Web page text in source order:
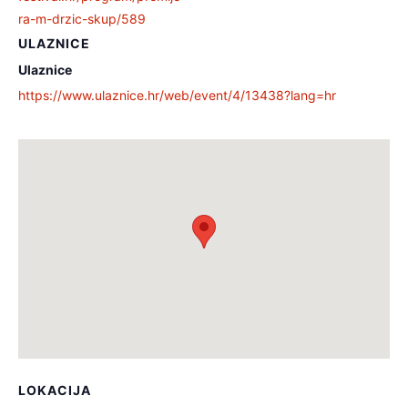
ra-m-drzic-skup/589
ULAZNICE
Ulaznice
https://www.ulaznice.hr/web/event/4/13438?lang=hr
LOKACIJA